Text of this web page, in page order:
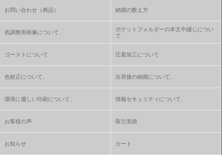
お問い合わせ（商品） 納期の数え方
色調整用画像について、
ポケットフォルダーの本文中綴じについ
て
ゴーストについて 圧着加工について
色校正について、 出荷後の納期について、
環境に優しい印刷について、 情報セキュリティについて、
お客様の声 取引実績
お知らせ カート